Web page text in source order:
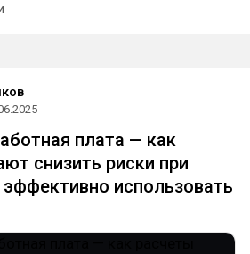
плата — как
снизить риски при
использовать